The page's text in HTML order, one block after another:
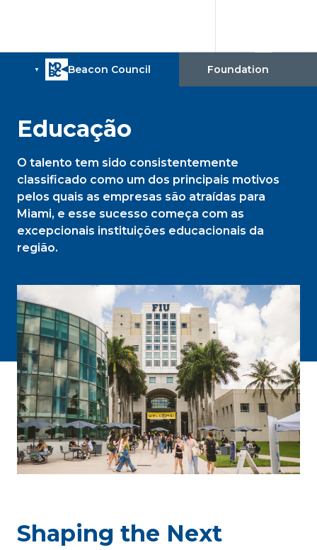
Educação
O talento tem sido consistentemente
classificado como um dos principais motivos
pelos quais as empresas são atraídas para
Miami, e esse sucesso começa com as
excepcionais instituições educacionais da
região.
Shaping the Next